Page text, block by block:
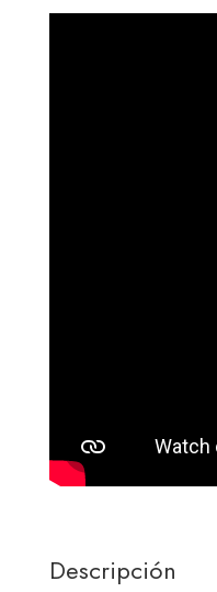
Descripción